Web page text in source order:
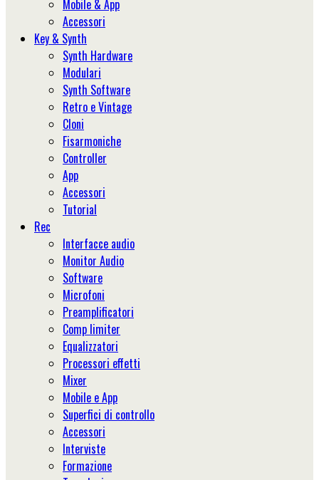
Mobile & App
Accessori
Key & Synth
Synth Hardware
Modulari
Synth Software
Retro e Vintage
Cloni
Fisarmoniche
Controller
App
Accessori
Tutorial
Rec
Interfacce audio
Monitor Audio
Software
Microfoni
Preamplificatori
Comp limiter
Equalizzatori
Processori effetti
Mixer
Mobile e App
Superfici di controllo
Accessori
Interviste
Formazione